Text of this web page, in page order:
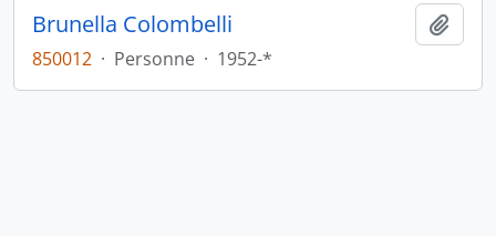
Brunella Colombelli
850012 · Personne · 1952-*